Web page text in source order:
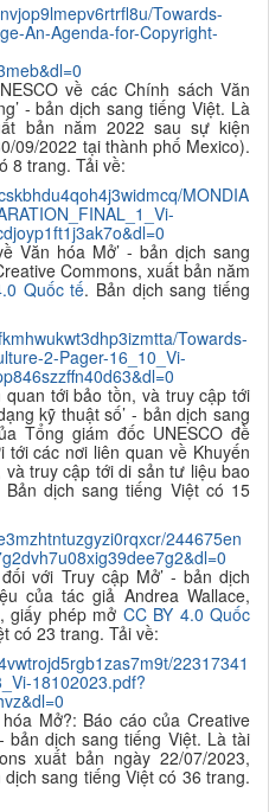
Towards-
An-Agenda-for-Copyright-
về các Chính sách Văn
’ - bản dịch sang tiếng Việt. Là
bản năm 2022 sau sự kiện
09/2022 tại thành phố Mexico).
8 trang. Tải về:
MONDIA
Văn hóa Mở’ - bản dịch sang
Commons, xuất bản năm
Quốc tế. Bản dịch sang tiếng
Towards-
2-Pager-16_10_Vi-
tới bảo tồn, và truy cập tới
kỹ thuật số’ - bản dịch sang
Tổng giám đốc UNESCO đề
tới các nơi liên quan về Khuyến
truy cập tới di sản tư liệu bao
dịch sang tiếng Việt có 15
244675en
với Truy cập Mở’ - bản dịch
của tác giả Andrea Wallace,
giấy phép mở CC BY 4.0 Quốc
có 23 trang. Tải về:
22317341
18102023.pdf?
Mở?: Báo cáo của Creative
bản dịch sang tiếng Việt. Là tài
xuất bản ngày 22/07/2023,
dịch sang tiếng Việt có 36 trang.